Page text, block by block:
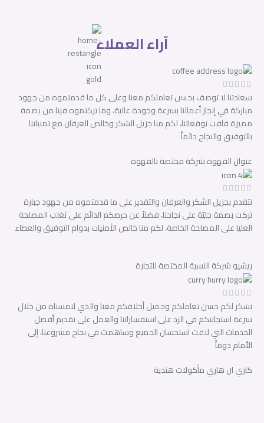
آراء العملاء
سعادتنا لا توصف بحسن تعاملكم معنا وعلى كل ما قدمتموه من جهود
مباركة في إنجاز أعمالنا بسرعة وجودة عالية، وما تركتموه فينا من بصمة
مميزة فاقت توقعاتنا، لكم منا جزيل الشكر وخالص العرفان مع تمنياتنا
بالتوفيق والنجاح دائماً
عنوان القهوةشركة مختصة بالقهوة
نتقدم بجزيل الشكر والعرفان والتقدير على ما قدمتموه من جهود جبارة
تركت بصمة جليّة على نجاحنا، فضلاً عن حرصكم الدائم على تغلب المصلحة
العليا على المصلحة الخاصة، لكم منا خالص الأمنيات بدوام التوفيق والعطاء
ريشيوشركة النسبة المختصة للتجارة
نشكر لكم حسن تعاملكم وجميل أخلاقكم معنا والذي لامسناه من خلال
سرعة استجابتكم في الرد على استفساراتنا والعمل على تقديم أفضل
الخدمات التي لاقت استحسان الجميع وساهمت في نجاح مشروعنا، إلى
الأمام دوماً
كاري ان هاريمأكولات هندية